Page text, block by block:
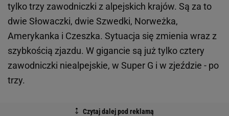
tylko trzy zawodniczki z alpejskich krajów. Są za to
dwie Słowaczki, dwie Szwedki, Norweżka,
Amerykanka i Czeszka. Sytuacja się zmienia wraz z
szybkością zjazdu. W gigancie są już tylko cztery
zawodniczki niealpejskie, w Super G i w zjeździe - po
trzy.